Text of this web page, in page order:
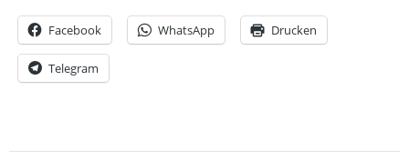
Facebook WhatsApp Drucken
Telegram